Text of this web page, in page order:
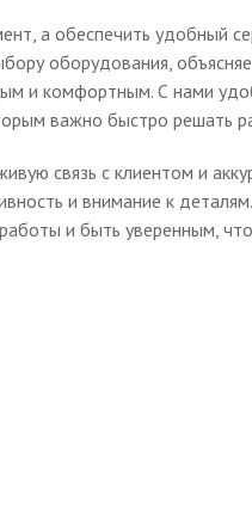
а обеспечить удобный
оборудования,
и комфортным. С нами
важно быстро решать
связь с клиентом и
и внимание к
и быть уверенным,